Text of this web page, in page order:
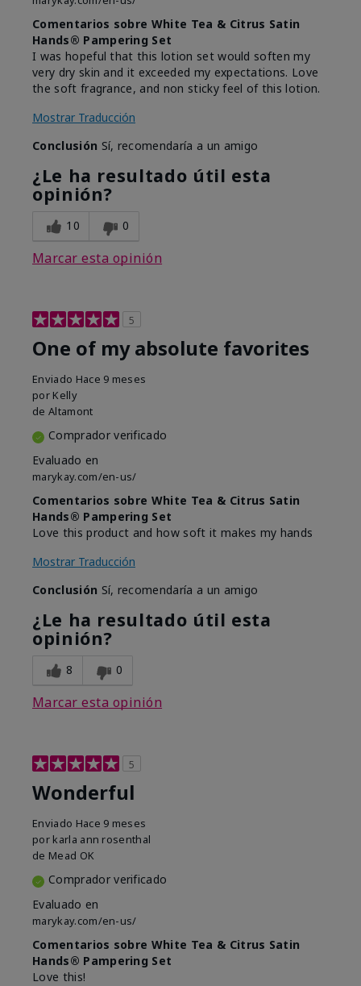
Comentarios sobre White Tea & Citrus Satin
Hands® Pampering Set
I was hopeful that this lotion set would soften my
very dry skin and it exceeded my expectations. Love
the soft fragrance, and non sticky feel of this lotion.
Mostrar Traducción
Conclusión Sí, recomendaría a un amigo
¿Le ha resultado útil esta
opinión?
10 0
Marcar esta opinión
5
One of my absolute favorites
Enviado Hace 9 meses
por Kelly
de Altamont
Comprador verificado
Evaluado en
marykay.com/en-us/
Comentarios sobre White Tea & Citrus Satin
Hands® Pampering Set
Love this product and how soft it makes my hands
Mostrar Traducción
Conclusión Sí, recomendaría a un amigo
¿Le ha resultado útil esta
opinión?
8 0
Marcar esta opinión
5
Wonderful
Enviado Hace 9 meses
por karla ann rosenthal
de Mead OK
Comprador verificado
Evaluado en
marykay.com/en-us/
Comentarios sobre White Tea & Citrus Satin
Hands® Pampering Set
Love this!